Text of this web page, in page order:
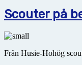
Scouter på
Från Husie-Hohög